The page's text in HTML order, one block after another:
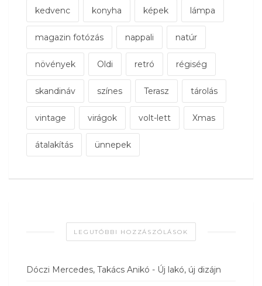
kedvenc konyha képek lámpa
magazin fotózás nappali natúr
növények Oldi retró régiség
skandináv színes Terasz tárolás
vintage virágok volt-lett Xmas
átalakítás ünnepek
LEGUTÓBBI HOZZÁSZÓLÁSOK
Dóczi Mercedes, Takács Anikó - Új lakó, új dizájn